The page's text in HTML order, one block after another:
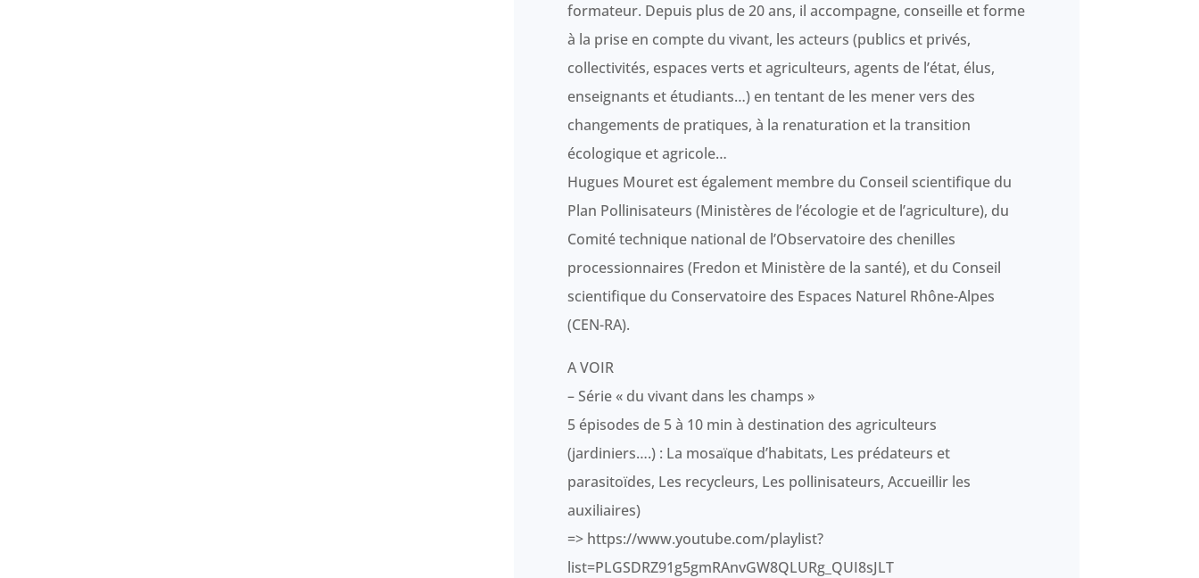
formateur. Depuis plus de 20 ans, il accompagne, conseille et forme
à la prise en compte du vivant, les acteurs (publics et privés,
collectivités, espaces verts et agriculteurs, agents de l’état, élus,
enseignants et étudiants…) en tentant de les mener vers des
changements de pratiques, à la renaturation et la transition
écologique et agricole…
Hugues Mouret est également membre du Conseil scientifique du
Plan Pollinisateurs (Ministères de l’écologie et de l’agriculture), du
Comité technique national de l’Observatoire des chenilles
processionnaires (Fredon et Ministère de la santé), et du Conseil
scientifique du Conservatoire des Espaces Naturel Rhône-Alpes
(CEN-RA).
A VOIR
– Série « du vivant dans les champs »
5 épisodes de 5 à 10 min à destination des agriculteurs
(jardiniers….) : La mosaïque d’habitats, Les prédateurs et
parasitoïdes, Les recycleurs, Les pollinisateurs, Accueillir les
auxiliaires)
=> https://www.youtube.com/playlist?
list=PLGSDRZ91g5gmRAnvGW8QLURg_QUI8sJLT